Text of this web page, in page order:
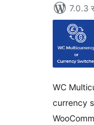
7.0.3
WC
currency